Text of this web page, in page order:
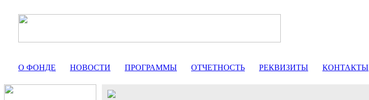
О ФОНДЕ НОВОСТИ ПРОГРАММЫ ОТЧЕТНОСТЬ РЕКВИЗИТЫ КОНТАКТЫ